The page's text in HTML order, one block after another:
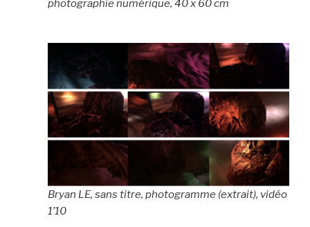
photographie numérique, 40 x 60 cm
Bryan LE, sans titre, photogramme (extrait), vidéo
1’10